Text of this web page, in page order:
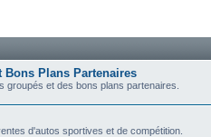
Bons Plans Partenaires
groupés et des bons plans partenaires.
d'autos sportives et de compétition.